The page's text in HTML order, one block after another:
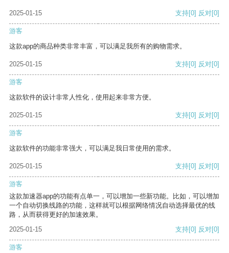
2025-01-15 支持[0] 反对[0]
游客
这款app的商品种类非常丰富，可以满足我所有的购物需求。
2025-01-15 支持[0] 反对[0]
游客
这款软件的设计非常人性化，使用起来非常方便。
2025-01-15 支持[0] 反对[0]
游客
这款软件的功能非常强大，可以满足我日常使用的需求。
2025-01-15 支持[0] 反对[0]
游客
这款加速器app的功能有点单一，可以增加一些新功能。比如，可以增加
一个自动切换线路的功能，这样就可以根据网络情况自动选择最优的线
路，从而获得更好的加速效果。
2025-01-15
支持[0] 反对[0]
游客